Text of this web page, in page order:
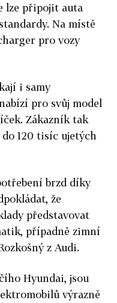
lze připojit auta
Na místě
pro vozy
i samy
pro svůj model
Zákazník tak
120 tisíc ujetých
brzd díky
že
představovat
případně zimní
z Audi.
Hyundai, jsou
výrazně